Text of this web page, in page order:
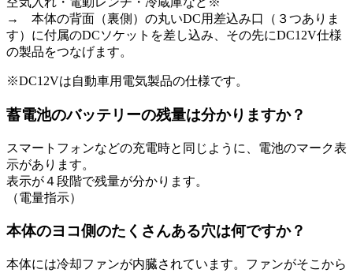
→ 本体の背面（裏側）の丸いDC用差込み口（３つありま
す）に付属のDCソケットを差し込み、その先にDC12V仕様
の製品をつなげます。
※DC12Vは自動車用電気製品の仕様です。
蓄電池のバッテリーの残量は分かりますか？
スマートフォンなどの充電時と同じように、電池のマーク表
示があります。
表示が４段階で残量が分かります。
（電量指示）
本体のヨコ側のたくさんある穴は何ですか？
本体には冷却ファンが内臓されています。ファンがそこから